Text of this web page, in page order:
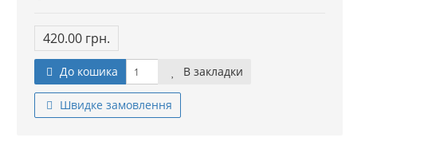
420.00 грн.
До кошика В закладки
Швидке замовлення